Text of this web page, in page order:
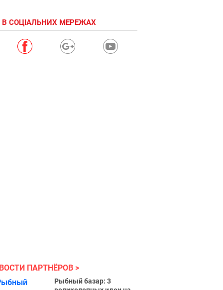
СОЦІАЛЬНИХ МЕРЕЖАХ
ПАРТНЁРОВ
Рыбный базар: 3